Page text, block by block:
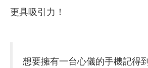
更具吸引力！
想要擁有一台心儀的手機記得到